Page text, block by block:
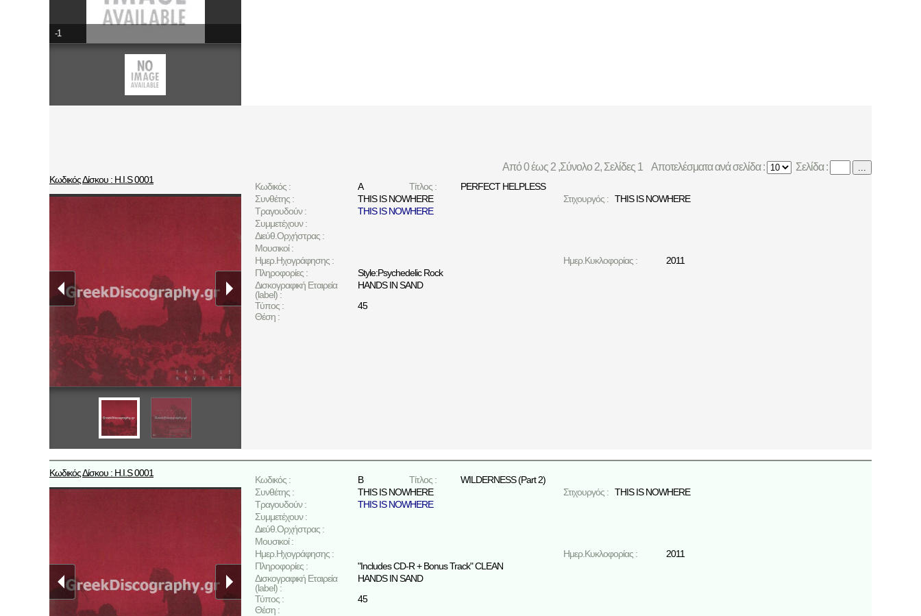
-1
Από 0 έως 2 ,Σύνολο 2, Σελίδες 1 Αποτελέσματα ανά σελίδα : Σελίδα : ...
Κωδικός Δίσκου : H.I.S 0001
Κωδικός : A Τίτλος :
PERFECT HELPLESS
Συνθέτης :
THIS IS NOWHERE Στιχουργός : THIS IS NOWHERE
Τραγουδούν :
THIS IS NOWHERE
Συμμετέχουν :
Διεύθ.Ορχήστρας :
Μουσικοί :
Ημερ.Ηχογράφησης :
Ημερ.Κυκλοφορίας :
2011
Πληροφορίες :
Style:Psychedelic Rock
Δισκογραφική Εταιρεία
(label) :
HANDS IN SAND
Τύπος :
45
Θέση :
Κωδικός Δίσκου : H.I.S 0001
Κωδικός : B Τίτλος :
WILDERNESS (Part 2)
Συνθέτης :
THIS IS NOWHERE Στιχουργός : THIS IS NOWHERE
Τραγουδούν :
THIS IS NOWHERE
Συμμετέχουν :
Διεύθ.Ορχήστρας :
Μουσικοί :
Ημερ.Ηχογράφησης :
Ημερ.Κυκλοφορίας :
2011
Πληροφορίες :
"Includes CD-R + Bonus Track" CLEAN
Δισκογραφική Εταιρεία
(label) :
HANDS IN SAND
Τύπος :
45
Θέση :